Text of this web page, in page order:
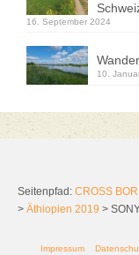
16. September 2024
10.
Seitenpfad: CROSS
> Äthiopien 2019 >
Impressum